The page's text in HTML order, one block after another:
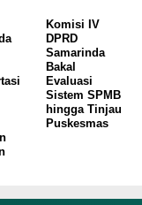
Komisi IV
DPRD
Samarinda
Bakal
Evaluasi
Sistem SPMB
hingga Tinjau
Puskesmas